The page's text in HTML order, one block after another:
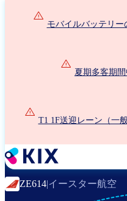
モバイルバッテリー
夏期多客期
T1 1F送迎レーン（一
ZE614|イースター航空